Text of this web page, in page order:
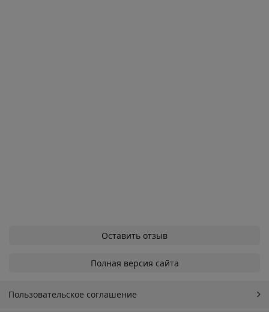
Оставить отзыв
Полная версия сайта
Пользовательское соглашение